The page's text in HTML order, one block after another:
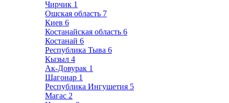
Чирчик 1
Ошская область 7
Киев 6
Костанайская область 6
Костанай 6
Республика Тыва 6
Кызыл 4
Ак-Довурак 1
Шагонар 1
Республика Ингушетия 5
Магас 2